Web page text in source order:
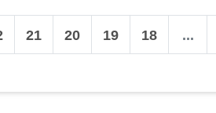
...
18
19
20
21